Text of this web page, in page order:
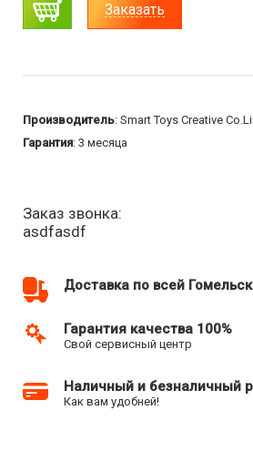
Заказать
Производитель: Smart Toys Creative
Гарантия: 3 месяца
Заказ звонка:
asdfasdf
Доставка по всей
Гарантия качества 100%
Свой сервисный центр
Наличный и безналичный
Как вам удобней!